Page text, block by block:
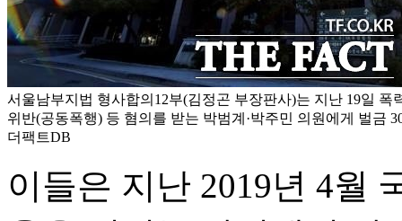
서울남부지법 형사합의12부(김정곤 부장판사)는 지난 19일 폭
위반(공동폭행) 등 혐의를 받는 박범계·박주민 의원에게 벌금
더팩트DB
이들은 지난 2019년 4월